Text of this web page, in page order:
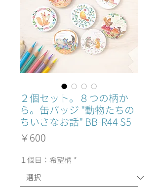
２個セット。８つの柄か
ら。缶バッジ "動物たちの
ちいさなお話" BB-R44 S5
￥600
１個目：希望柄 *